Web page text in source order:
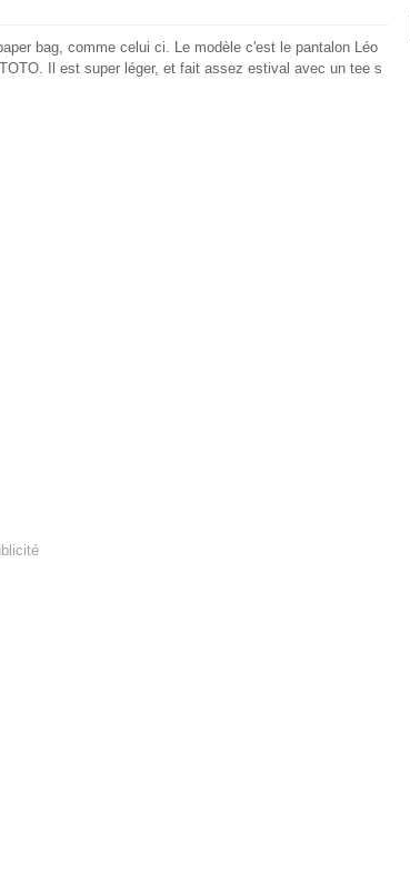
bag, comme celui ci. Le modèle c'est le pantalon Léo
Il est super léger, et fait assez estival avec un tee s